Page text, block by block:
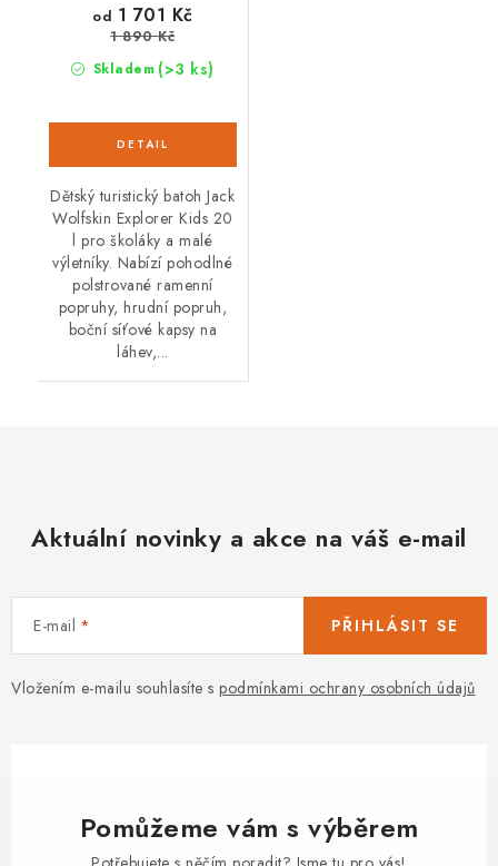
Skladem (>3 ks)
od 1 701 Kč
1 890 Kč
Dětský turistický batoh Jack
Wolfskin Explorer Kids 20
l pro školáky a malé
výletníky. Nabízí pohodlné
polstrované ramenní
popruhy, hrudní popruh,
boční síťové kapsy na
láhev,...
Aktuální novinky a akce na váš e-mail
E-mail
Vložením e-mailu souhlasíte s podmínkami ochrany osobních údajů
PŘIHLÁSIT SE
Pomůžeme vám s výběrem